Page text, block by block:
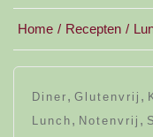
Home Recepten
Diner , Glutenvrij ,
Lunch , Notenvrij ,